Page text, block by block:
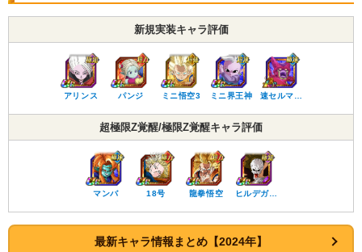
新規実装キャラ評価
アリンス パンジ ミニ悟空3 ミニ界王神 速セルマ…
超極限Z覚醒/極限Z覚醒キャラ評価
マンバ 18号 龍拳悟空 ヒルデガ…
最新キャラ情報まとめ【2024年】